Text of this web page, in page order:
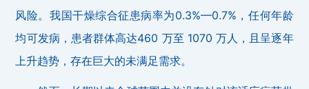
风险。我国干燥综合征患病率为0.3%—0.7%，任何年龄
均可发病，患者群体高达460 万至 1070 万人，且呈逐年
上升趋势，存在巨大的未满足需求。